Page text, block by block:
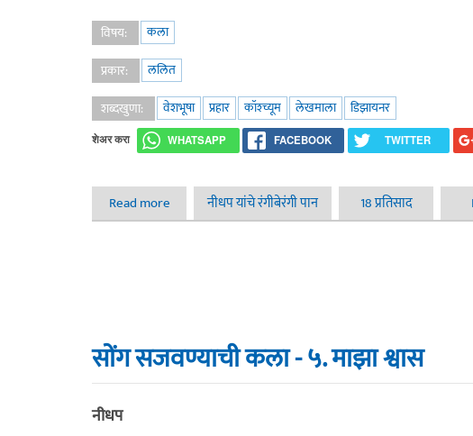
विषय:
कला
प्रकार:
ललित
शब्दखुणा:
वेशभूषा प्रहार कॉश्च्यूम लेखमाला डिझायनर
शेअर करा WHATSAPP FACEBOOK TWITTER
Read more about सोंग सजवण्याची कला - ६. मी कॉश्च्यूम डिझायनरच आहे.
नीधप यांचे रंगीबेरंगी पान 18 प्रतिसाद
सोंग सजवण्याची कला - ५. माझा श्वास
नीधप